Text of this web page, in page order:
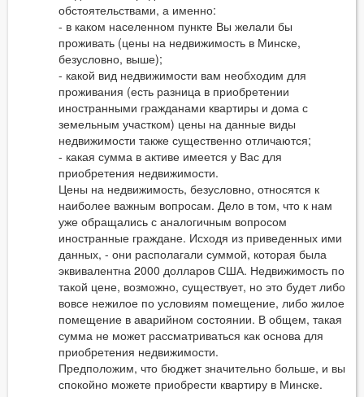
обстоятельствами, а именно:
- в каком населенном пункте Вы желали бы
проживать (цены на недвижимость в Минске,
безусловно, выше);
- какой вид недвижимости вам необходим для
проживания (есть разница в приобретении
иностранными гражданами квартиры и дома с
земельным участком) цены на данные виды
недвижимости также существенно отличаются;
- какая сумма в активе имеется у Вас для
приобретения недвижимости.
Цены на недвижимость, безусловно, относятся к
наиболее важным вопросам. Дело в том, что к нам
уже обращались с аналогичным вопросом
иностранные граждане. Исходя из приведенных ими
данных, - они располагали суммой, которая была
эквивалентна 2000 долларов США. Недвижимость по
такой цене, возможно, существует, но это будет либо
вовсе нежилое по условиям помещение, либо жилое
помещение в аварийном состоянии. В общем, такая
сумма не может рассматриваться как основа для
приобретения недвижимости.
Предположим, что бюджет значительно больше, и вы
спокойно можете приобрести квартиру в Минске.